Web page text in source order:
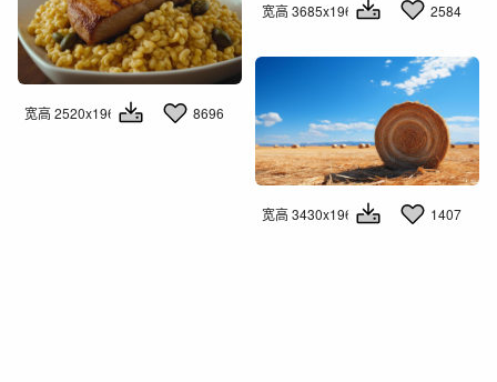
宽高 3685x1960 2584
宽高 2520x1960 8696
宽高 3430x1960 1407